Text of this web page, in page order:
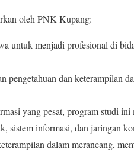
oleh PNK Kupang:
untuk menjadi profesional di
dan keterampilan
yang pesat, program studi ini
sistem informasi, dan jaringan
dalam merancang,